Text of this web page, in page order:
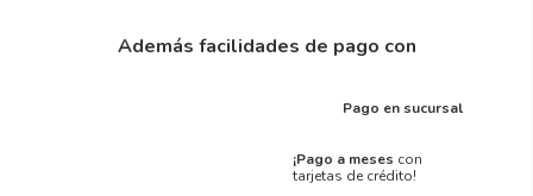
Además facilidades de pago con
Pago en sucursal
¡Pago a meses con
tarjetas de crédito!